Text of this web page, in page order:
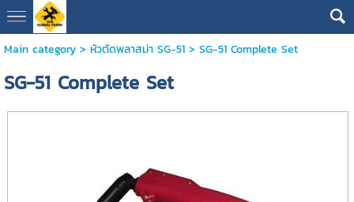
Main category> หัวตัดพลาสม่า SG-51> SG-51 Complete Set
SG-51 Complete Set